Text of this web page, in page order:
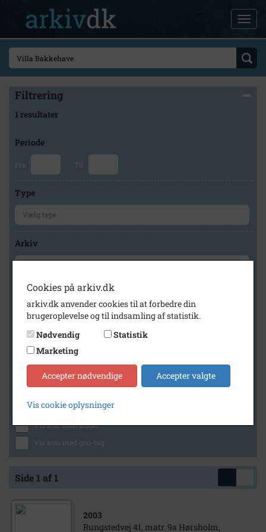
Filtrering
1 resultater
Periode
Fra Til
Type
Arkiv
Geografi
Generelt
Vis kun med billeder
Vis kun med lydklip
Vis kun med kilder
Vis kun med geo-tag
Side 1 af 1
2003
Rungstedvej 41, matr. 9a Hørsholm,
Cookies på arkiv.dk
arkiv.dk anvender cookies til at forbedre din
brugeroplevelse og til indsamling af statistik.
Nødvendig
Statistik
Marketing
Accepter nødvendige Accepter valgte
Vis cookie oplysninger